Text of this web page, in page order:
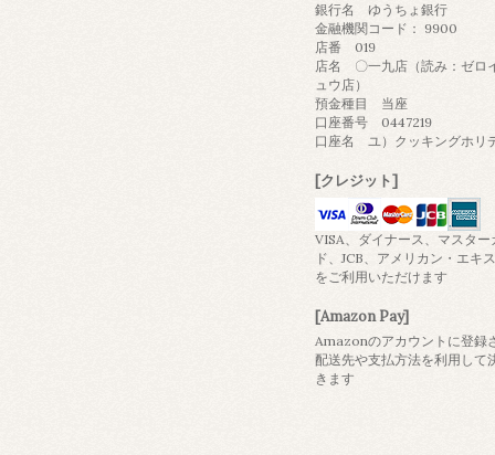
銀行名 ゆうちょ銀行
金融機関コード： 9900
店番 019
店名 〇一九店（読み：ゼロ
ュウ店）
預金種目 当座
口座番号 0447219
口座名 ユ）クッキングホリ
[クレジット]
VISA、ダイナース、マスター
ド、JCB、アメリカン・エキ
をご利用いただけます
[Amazon Pay]
Amazonのアカウントに登録
配送先や支払方法を利用して
きます